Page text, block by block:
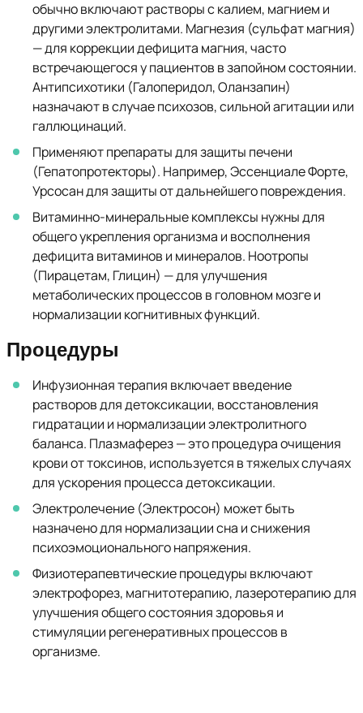
обычно включают растворы с калием, магнием и
другими электролитами. Магнезия (сульфат магния)
— для коррекции дефицита магния, часто
встречающегося у пациентов в запойном состоянии.
Антипсихотики (Галоперидол, Оланзапин)
назначают в случае психозов, сильной агитации или
галлюцинаций.
Применяют препараты для защиты печени
(Гепатопротекторы). Например, Эссенциале Форте,
Урсосан для защиты от дальнейшего повреждения.
Витаминно-минеральные комплексы нужны для
общего укрепления организма и восполнения
дефицита витаминов и минералов. Ноотропы
(Пирацетам, Глицин) — для улучшения
метаболических процессов в головном мозге и
нормализации когнитивных функций.
Процедуры
Инфузионная терапия включает введение
растворов для детоксикации, восстановления
гидратации и нормализации электролитного
баланса. Плазмаферез — это процедура очищения
крови от токсинов, используется в тяжелых случаях
для ускорения процесса детоксикации.
Электролечение (Электросон) может быть
назначено для нормализации сна и снижения
психоэмоционального напряжения.
Физиотерапевтические процедуры включают
электрофорез, магнитотерапию, лазеротерапию для
улучшения общего состояния здоровья и
стимуляции регенеративных процессов в
организме.